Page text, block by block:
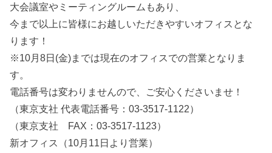
大会議室やミーティングルームもあり、
今まで以上に皆様にお越しいただきやすいオフィスとな
ります！
※10月8日(金)までは現在のオフィスでの営業となりま
す。
電話番号は変わりませんので、ご安心くださいませ！
（東京支社 代表電話番号：03-3517-1122）
（東京支社 FAX：03-3517-1123）
新オフィス（10月11日より営業）